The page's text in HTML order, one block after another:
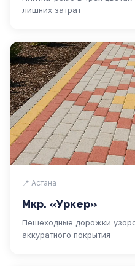
лишних затрат
📍 Астана
Мкр. «Уркер»
Пешеходные дорожки
аккуратного покрытия